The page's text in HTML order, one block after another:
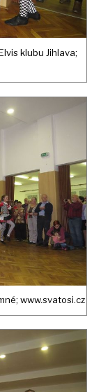
klubu Jihlava;
www.svatosi.cz